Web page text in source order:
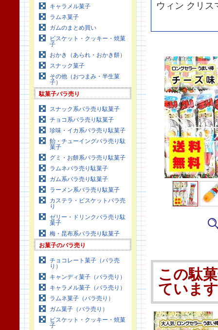
キャラメル菓子
ラムネ菓子
ガムのまとめ買い
ビスケット・クッキー・焼菓
子
おかき（あられ・おかき餅）
スナック菓子
その他（おつまみ・半生菓
子）
駄菓子バラ売り
スナック系バラ売り駄菓子
チョコ系バラ売り駄菓子
珍味・イカ系バラ売り駄菓子
飴・チューイングバラ売り駄
菓子
グミ・お餅系バラ売り駄菓子
ラムネバラ売り駄菓子
ガム系バラ売り駄菓子
ラーメン系バラ売り駄菓子
カステラ・ビスケットバラ売
り
ゼリー・ドリンクバラ売り駄
菓子
梅・昆布系バラ売り駄菓子
お菓子のバラ売り
チョコレート菓子（バラ売
り）
キャンディ菓子（バラ売り）
キャラメル菓子（バラ売り）
ラムネ菓子（バラ売り）
ガム菓子（バラ売り）
ビスケット・クッキー・焼菓
子
ウィン クリス
この駄
ていま